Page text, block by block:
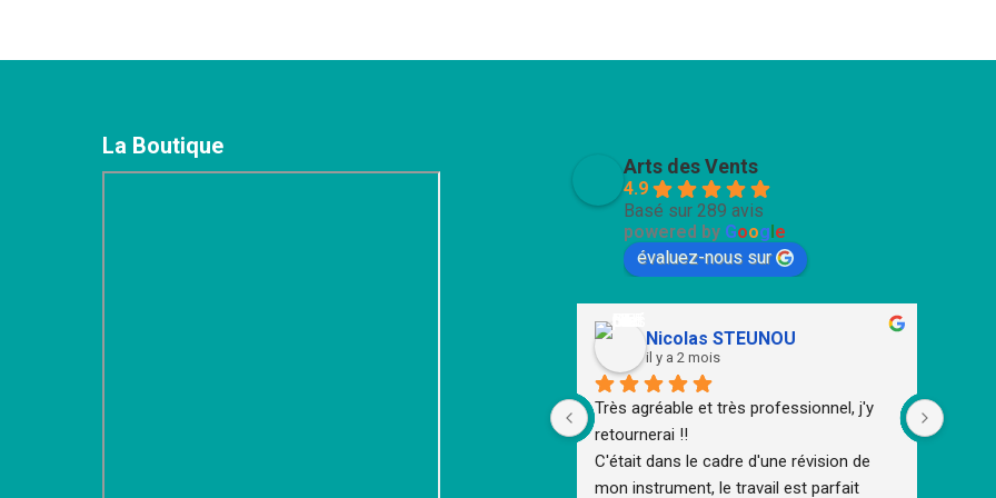
La Boutique
Arts des Vents
4.9
Basé sur 289 avis
powered by Google
évaluez-nous sur
Nicolas STEUNOU
il y a 2 mois
Très agréable et très professionnel, j'y
retournerai !!
C'était dans le cadre d'une révision de
mon instrument, le travail est parfait